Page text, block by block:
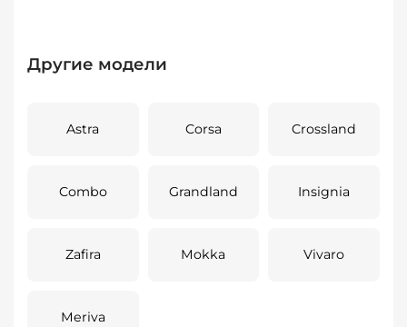
Другие модели
Astra Corsa Crossland
Combo Grandland Insignia
Zafira Mokka Vivaro
Meriva